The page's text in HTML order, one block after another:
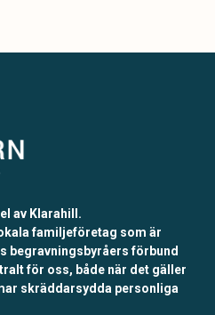
av Klarahill.
familjeföretag som är
begravningsbyråers förbund
för oss, både när det gäller
skräddarsydda personliga